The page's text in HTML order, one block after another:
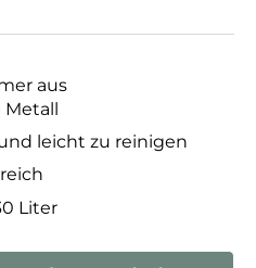
aus
leicht zu reinigen
Liter